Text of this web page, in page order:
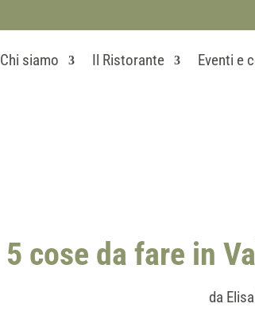
Chi siamo Il Ristorante Eventi e
5 cose da fare in
da Elisa